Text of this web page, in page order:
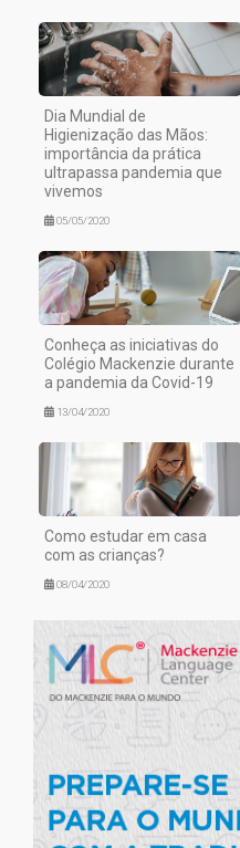
Dia Mundial de
Higienização das Mãos:
importância da prática
ultrapassa pandemia que
vivemos
05/05/2020
Conheça as iniciativas do
Colégio Mackenzie durante
a pandemia da Covid-19
13/04/2020
Como estudar em casa
com as crianças?
08/04/2020